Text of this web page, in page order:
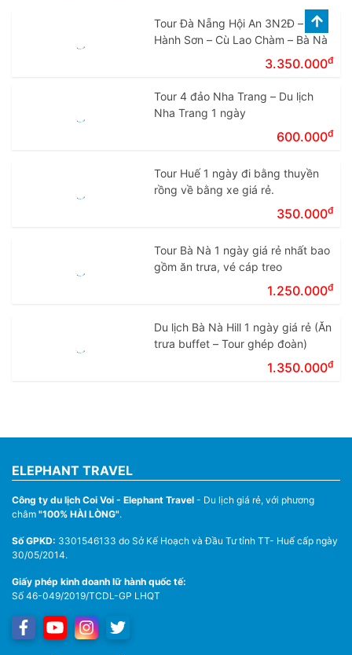
Tour Đà Nẵng Hội An 3N2Đ – Ngũ
Hành Sơn – Cù Lao Chàm – Bà Nà
3.350.000đ
Tour 4 đảo Nha Trang – Du lịch
Nha Trang 1 ngày
600.000đ
Tour Huế 1 ngày đi bằng thuyền
rồng về bằng xe giá rẻ.
350.000đ
Tour Bà Nà 1 ngày giá rẻ nhất bao
gồm ăn trưa, vé cáp treo
1.250.000đ
Du lịch Bà Nà Hill 1 ngày giá rẻ (Ăn
trưa buffet – Tour ghép đoàn)
1.350.000đ
ELEPHANT TRAVEL
Công ty du lịch Coi Voi - Elephant Travel - Du lịch giá rẻ, với phương
châm "100% HÀI LÒNG".
Số GPKD: 3301546133 do Sở Kế Hoạch và Đầu Tư tỉnh TT- Huế cấp ngày
30/05/2014.
Giấy phép kinh doanh lữ hành quốc tế:
Số 46-049/2019/TCDL-GP LHQT